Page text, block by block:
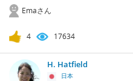
Emaさん
4 17634
H. Hatfield
日本